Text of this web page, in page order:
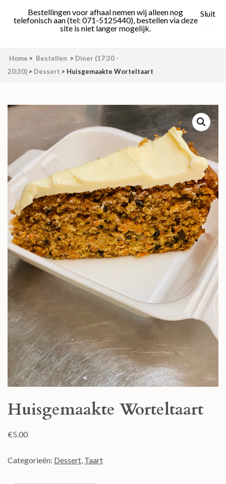
Enter)
Home > Bestellen > Diner (17:30 -
20:30) > Dessert > Huisgemaakte Worteltaart
Huisgemaakte Worteltaart
€5.00
Categorieën: Dessert Taart
Bestellingen voor afhaal nemen wij alleen nog
telefonisch aan (tel: 071-5125440), bestellen via deze
site is niet langer mogelijk.
Sluit